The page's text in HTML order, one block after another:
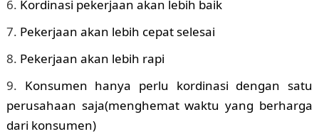
Kordinasi pekerjaan akan lebih baik
Pekerjaan akan lebih cepat selesai
Pekerjaan akan lebih rapi
Konsumen hanya perlu kordinasi dengan satu
perusahaan saja(menghemat waktu yang berharga
dari konsumen)